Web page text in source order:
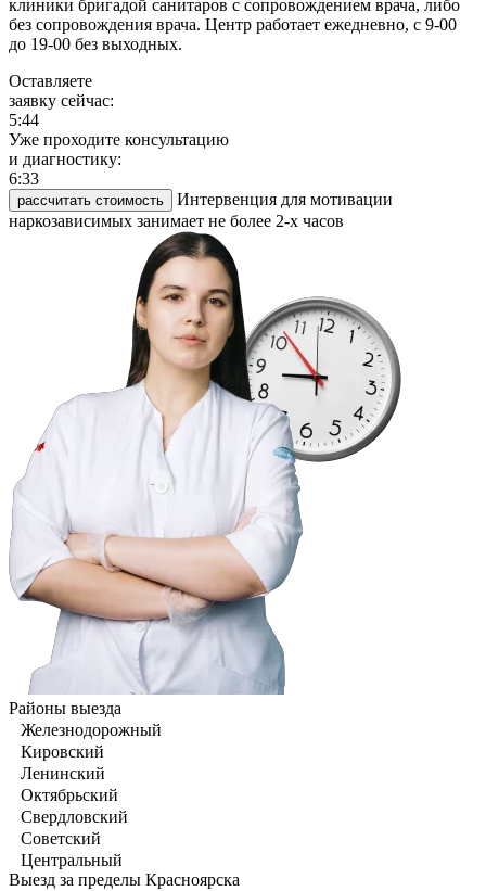
клиники бригадой санитаров с сопровождением врача, либо
без сопровождения врача. Центр работает ежедневно, с 9-00
до 19-00 без выходных.
Оставляете
заявку сейчас:
5:44
Уже проходите консультацию
и диагностику:
6:34
рассчитать стоимость
Интервенция для мотивации
наркозависимых занимает не более 2-х часов
Районы выезда
Железнодорожный
Кировский
Ленинский
Октябрьский
Свердловский
Советский
Центральный
Выезд за пределы Красноярска